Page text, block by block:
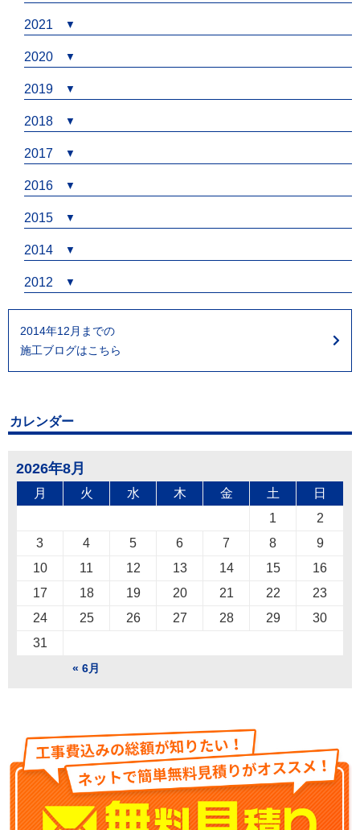
2021
2020
2019
2018
2017
2016
2015
2014
2012
2014年12月までの
施工ブログはこちら
カレンダー
2026年8月
月 火 水 木 金 土 日
« 6月
1
2
3
4 5 6 7 8
9
10
11 12 13 14 15
16
17
18 19 20 21 22
23
24
25 26 27 28 29
30
31